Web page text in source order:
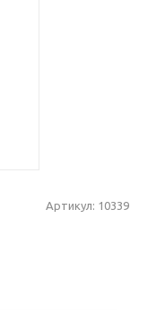
Артикул: 10339